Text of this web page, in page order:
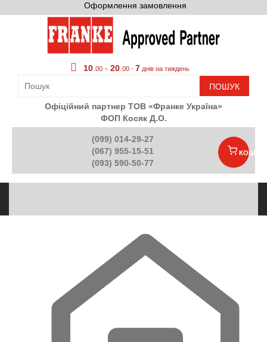
Оформлення замовлення
10 00 - 20 00 - 7 днів на тиждень
ПОШУК
Офіційний партнер ТОВ «Франке Україна»
ФОП Косяк Д.О.
(099) 014-29-27
(067) 955-15-51
(093) 590-50-77
КОШИК